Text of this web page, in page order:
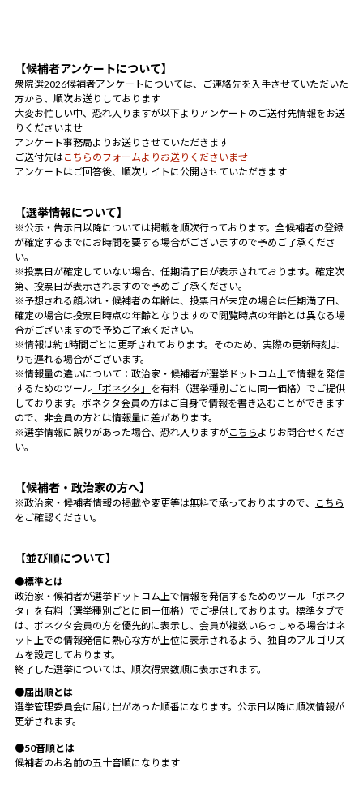
【候補者アンケートについて】
衆院選2026候補者アンケートについては、ご連絡先を入手させていただいた
方から、順次お送りしております
大変お忙しい中、恐れ入りますが以下よりアンケートのご送付先情報をお送
りくださいませ
アンケート事務局よりお送りさせていただきます
ご送付先はこちらのフォームよりお送りくださいませ
アンケートはご回答後、順次サイトに公開させていただきます
【選挙情報について】
※公示・告示日以降については掲載を順次行っております。全候補者の登録
が確定するまでにお時間を要する場合がございますので予めご了承くださ
い。
※投票日が確定していない場合、任期満了日が表示されております。確定次
第、投票日が表示されますので予めご了承ください。
※予想される顔ぶれ・候補者の年齢は、投票日が未定の場合は任期満了日、
確定の場合は投票日時点の年齢となりますので閲覧時点の年齢とは異なる場
合がございますので予めご了承ください。
※情報は約1時間ごとに更新されております。そのため、実際の更新時刻よ
りも遅れる場合がございます。
※情報量の違いについて：政治家・候補者が選挙ドットコム上で情報を発信
するためのツール 「ボネクタ」 を有料（選挙種別ごとに同一価格）でご提供
しております。ボネクタ会員の方はご自身で情報を書き込むことができます
ので、非会員の方とは情報量に差があります。
※選挙情報に誤りがあった場合、恐れ入りますがこちら よりお問合せくださ
い。
【候補者・政治家の方へ】
※政治家・候補者情報の掲載や変更等は無料で承っておりますので、
こちら
をご確認ください。
【並び順について】
●標準とは
政治家・候補者が選挙ドットコム上で情報を発信するためのツール「ボネク
タ」を有料（選挙種別ごとに同一価格）でご提供しております。標準タブで
は、ボネクタ会員の方を優先的に表示し、会員が複数いらっしゃる場合はネ
ット上での情報発信に熱心な方が上位に表示されるよう、独自のアルゴリズ
ムを設定しております。
終了した選挙については、順次得票数順に表示されます。
●届出順とは
選挙管理委員会に届け出があった順番になります。公示日以降に順次情報が
更新されます。
●50音順とは
候補者のお名前の五十音順になります